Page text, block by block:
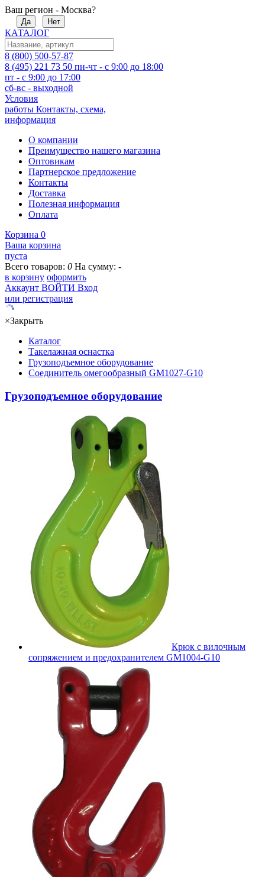
Ваш регион - Москва?
Да Нет
КАТАЛОГ
8 (800) 500-57-87
8 (495) 221 73 50 пн-чт - с 9:00 до 18:00
пт - с 9:00 до 17:00
сб-вс - выходной
Условия
работы Контакты, схема,
информация
О компании
Преимущество нашего магазина
Оптовикам
Партнерское предложение
Контакты
Доставка
Полезная информация
Оплата
Корзина 0
Ваша корзина
пуста
Всего товаров: 0 На сумму: -
в корзину оформить
Аккаунт ВОЙТИ Вход
или регистрация
×Закрыть
Каталог
Такелажная оснастка
Грузоподъемное оборудование
Соединитель омегообразный GM1027-G10
Грузоподъемное оборудование
Крюк с вилочным
сопряжением и предохранителем GM1004-G10